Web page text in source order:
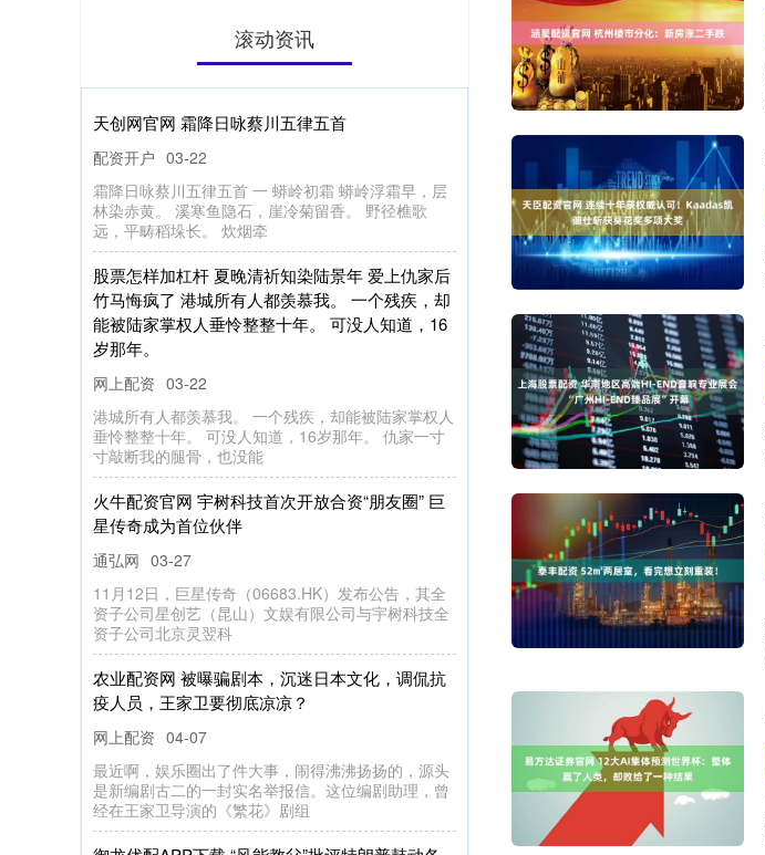
滚动资讯
天创网官网 霜降日咏蔡川五律五首
配资开户 03-22
霜降日咏蔡川五律五首 一 蟒岭初霜 蟒岭浮霜早，层
林染赤黄。 溪寒鱼隐石，崖冷菊留香。 野径樵歌
远，平畴稻垛长。 炊烟牵
股票怎样加杠杆 夏晚清祈知染陆景年 爱上仇家后
竹马悔疯了 港城所有人都羡慕我。 一个残疾，却
能被陆家掌权人垂怜整整十年。 可没人知道，16
岁那年。
网上配资 03-22
港城所有人都羡慕我。 一个残疾，却能被陆家掌权人
垂怜整整十年。 可没人知道，16岁那年。 仇家一寸
寸敲断我的腿骨，也没能
火牛配资官网 宇树科技首次开放合资“朋友圈” 巨
星传奇成为首位伙伴
通弘网 03-27
11月12日，巨星传奇（06683.HK）发布公告，其全
资子公司星创艺（昆山）文娱有限公司与宇树科技全
资子公司北京灵翌科
农业配资网 被曝骗剧本，沉迷日本文化，调侃抗
疫人员，王家卫要彻底凉凉？
网上配资 04-07
最近啊，娱乐圈出了件大事，闹得沸沸扬扬的，源头
是新编剧古二的一封实名举报信。这位编剧助理，曾
经在王家卫导演的《繁花》剧组